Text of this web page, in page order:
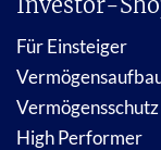
Für Einsteiger
Vermögensschutz
High Performer